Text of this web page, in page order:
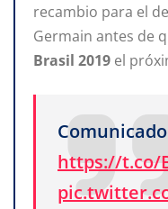
recambio para el
Germain antes de
Brasil 2019 el
Comunicado
https://t.co/